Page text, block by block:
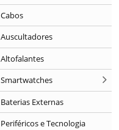
Cabos
Auscultadores
Altofalantes
Smartwatches
Baterias Externas
Periféricos e Tecnologia